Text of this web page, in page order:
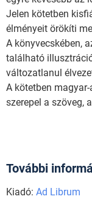
Jelen kötetben
élményeit örökíti
A könyvecskében,
található
változatlanul
A kötetben
szerepel a szöveg,
További
Kiadó: Ad Librum